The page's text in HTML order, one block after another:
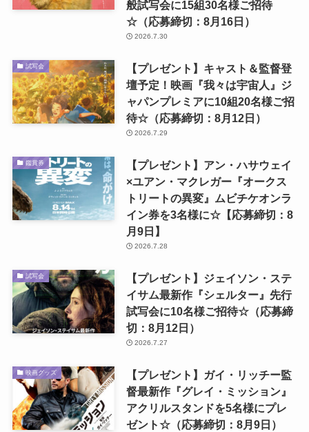
般試写会に15組30名様ご招待
☆（応募締切：8月16日）
2026.7.30
試写会
【プレゼント】キャスト＆監督登
壇予定！映画『我々は宇宙人』ジ
ャパンプレミアに10組20名様ご招
待☆（応募締切：8月12日）
2026.7.29
鑑賞券
【プレゼント】アン・ハサウェイ
×ユアン・マクレガー『オークス
トリートの異変』ムビチケオンラ
イン券を3名様に☆【応募締切：8
月9日】
2026.7.28
試写会
【プレゼント】ジェイソン・ステ
イサム最新作『シェルター』先行
試写会に10名様ご招待☆（応募締
切：8月12日）
2026.7.27
映画グッズ
【プレゼント】ガイ・リッチー監
督最新作『グレイ・ミッション』
アクリルスタンドを5名様にプレ
ゼント☆（応募締切：8月9日）